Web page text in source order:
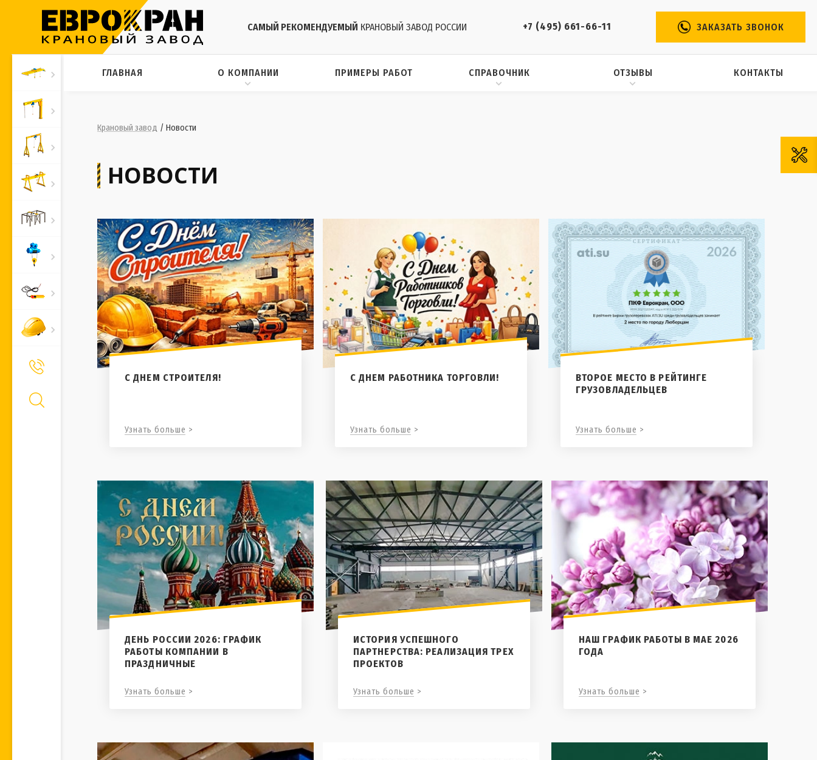
САМЫЙ РЕКОМЕНДУЕМЫЙ КРАНОВЫЙ ЗАВОД РОССИИ +7 (495) 661-66-11 ЗАКАЗАТЬ ЗВОНОК
+7 (495) 661-66-11
ГЛАВНАЯ О КОМПАНИИ ПРИМЕРЫ РАБОТ СПРАВОЧНИК ОТЗЫВЫ КОНТАКТЫ
Крановый завод / Новости
НОВОСТИ
С ДНЕМ СТРОИТЕЛЯ!
Узнать больше >
С ДНЕМ РАБОТНИКА ТОРГОВЛИ!
Узнать больше >
ВТОРОЕ МЕСТО В РЕЙТИНГЕ
ГРУЗОВЛАДЕЛЬЦЕВ
Узнать больше >
ДЕНЬ РОССИИ 2026: ГРАФИК
РАБОТЫ КОМПАНИИ В
ПРАЗДНИЧНЫЕ
Узнать больше >
ИСТОРИЯ УСПЕШНОГО
ПАРТНЕРСТВА: РЕАЛИЗАЦИЯ ТРЕХ
ПРОЕКТОВ
Узнать больше >
НАШ ГРАФИК РАБОТЫ В МАЕ 2026
ГОДА
Узнать больше >